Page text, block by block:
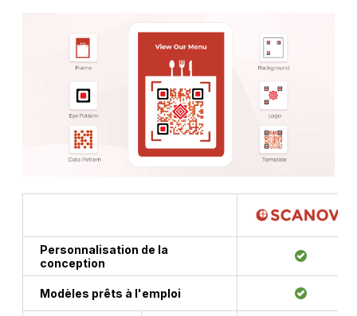
Personnalisation de la
conception
Modèles prêts à l'emploi